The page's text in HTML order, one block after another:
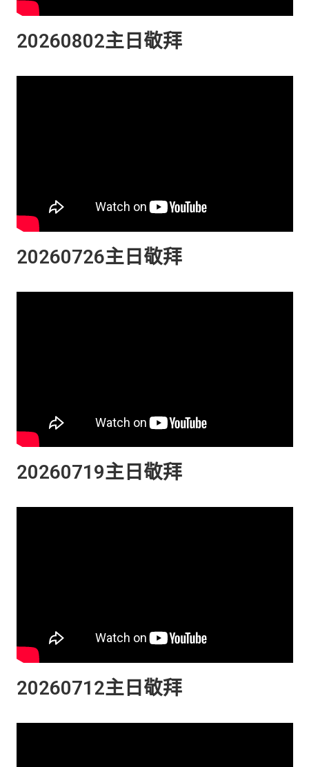
20260802主日敬拜
20260726主日敬拜
20260719主日敬拜
20260712主日敬拜